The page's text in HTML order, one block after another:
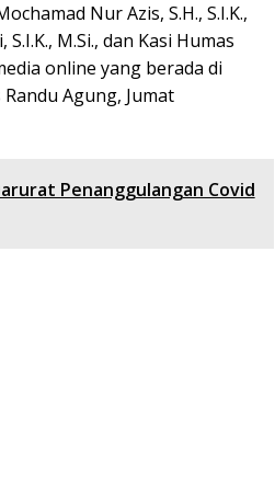
Nur Azis, S.H., S.I.K.,
M.Si., dan Kasi Humas
online yang berada di
Agung, Jumat
Penanggulangan Covid